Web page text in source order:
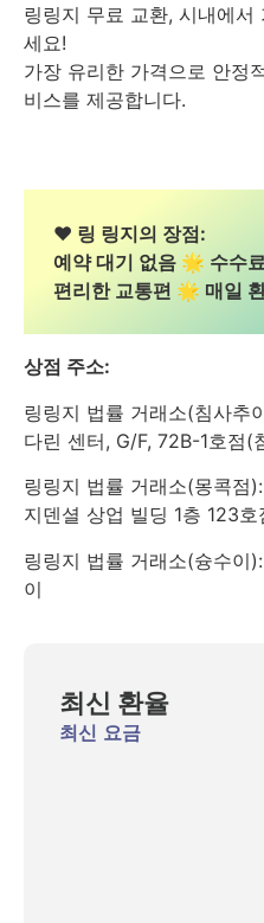
링링지 무료 교환, 시내에서
세요!
가장 유리한 가격으로 안정
비스를 제공합니다.
❤️ 링 링지의 장점:
예약 대기 없음 🌟 수수
편리한 교통편 🌟 매일
상점 주소:
링링지 법률 거래소(침사추
다린 센터, G/F, 72B-1호점(
링링지 법률 거래소(몽콕점
지덴셜 상업 빌딩 1층 123
링링지 법률 거래소(슝수이
이
최신 환율
최신 요금